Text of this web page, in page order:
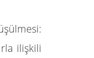
ilişkili